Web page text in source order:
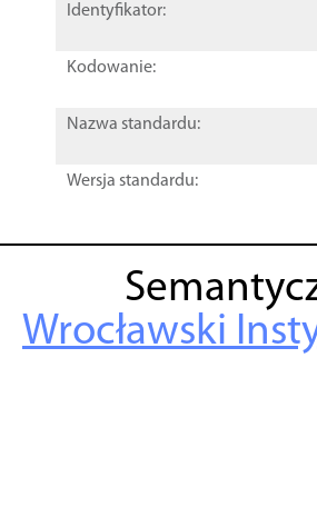
Identyfikator:
Kodowanie:
Nazwa standardu:
Wersja standardu:
Wrocławski